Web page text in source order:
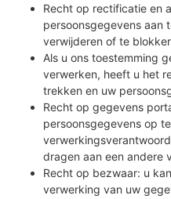
Recht op rectificatie en
persoonsgegevens aan
verwijderen of te
Als u ons toestemming
verwerken, heeft u het
trekken en uw
Recht op gegevens
persoonsgegevens op
dragen aan een andere
Recht op bezwaar: u
verwerking van uw